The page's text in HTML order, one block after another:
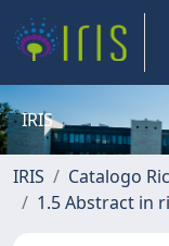
IRIS
IRIS Catalogo
1.5 Abstract in